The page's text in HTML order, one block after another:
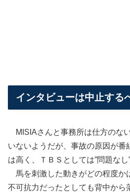
インタビューは中止する
MISIAさんと事務所は仕方のな
いないようだが、事故の原因が番
は高く、ＴＢＳとしては”問題なし
馬を刺激した動きがどの程度か
不可抗力だったとしても背中から